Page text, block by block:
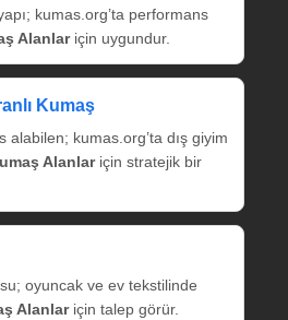
kumas.org’ta performans
Alanlariçin uygundur.
Kumaş
alabilen; kumas.org’ta dış giyim
Alanlariçin stratejik bir
oyuncak ve ev tekstilinde
Alanlariçin talep görür.